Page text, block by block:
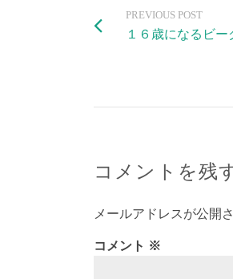
PREVIOUS POST
１６歳になるビ
コメントを残
メールアドレスが公開
コメント ※